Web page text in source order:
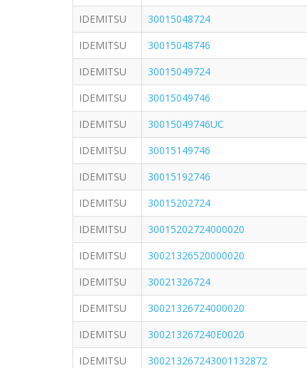
IDEMITSU
30015048724
IDEMITSU
30015048746
IDEMITSU
30015049724
IDEMITSU
30015049746
IDEMITSU
30015049746UC
IDEMITSU
30015149746
IDEMITSU
30015192746
IDEMITSU
30015202724
IDEMITSU
30015202724000020
IDEMITSU
30021326520000020
IDEMITSU
30021326724
IDEMITSU
30021326724000020
IDEMITSU
300213267240E0020
IDEMITSU
300213267243001132872